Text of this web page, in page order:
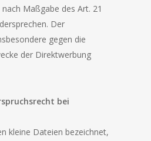
Maßgabe des Art. 21
Der
gegen die
der Direktwerbung
bei
kleine Dateien bezeichnet,